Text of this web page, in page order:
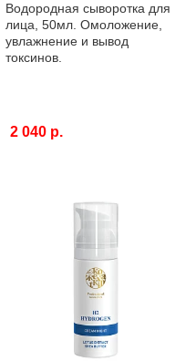
Водородная сыворотка для
лица, 50мл. Омоложение,
увлажнение и вывод
токсинов.
2 040 р.